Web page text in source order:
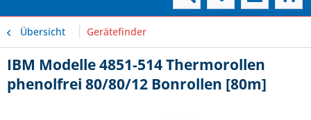
Übersicht Gerätefinder
IBM Modelle 4851-514 Thermorollen
phenolfrei 80/80/12 Bonrollen [80m]